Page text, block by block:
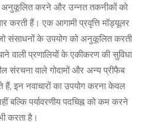
अनुकूलित करने और उन्नत तकनीकों को
करती हैं। एक आगामी प्रवृत्ति मॉड्यूलर
संसाधनों के उपयोग को अनुकूलित करती
वाली प्रणालियों के एकीकरण की सुविधा
वाले गोदामों और अन्य प्रीफैब
इन नवाचारों का उपयोग करना केवल
बल्कि पर्यावरणीय पदचिह्न को कम करने
करता है।